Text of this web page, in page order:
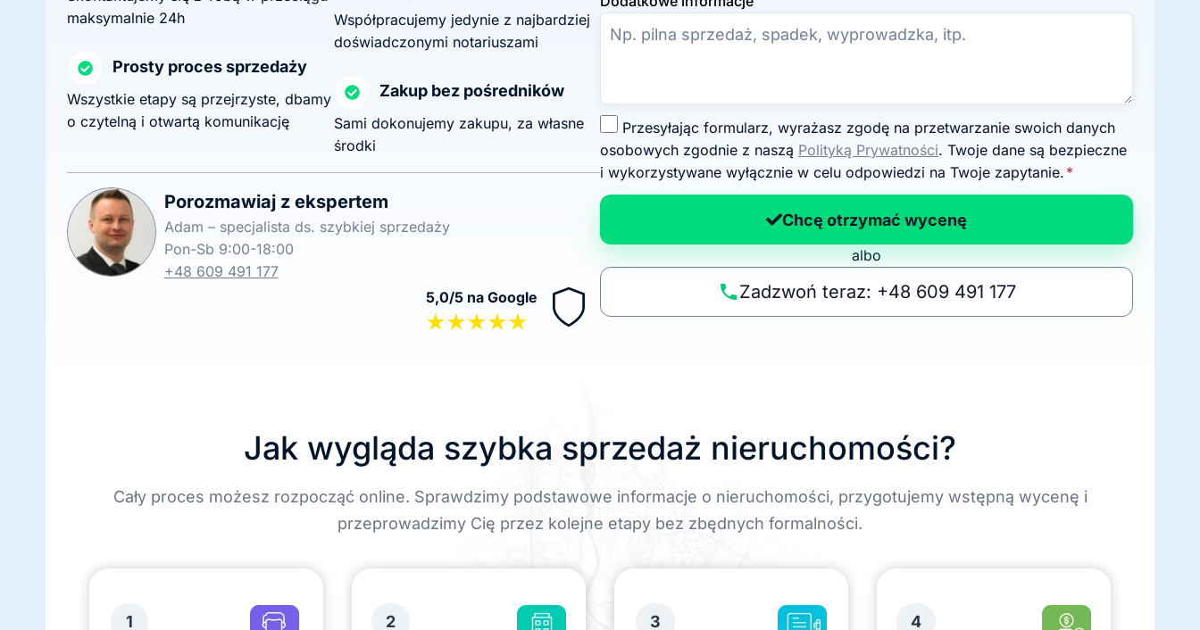
maksymalnie 24h
Prosty proces sprzedaży
Wszystkie etapy są przejrzyste, dbamy
o czytelną i otwartą komunikację
Współpracujemy jedynie z najbardziej
doświadczonymi notariuszami
Zakup bez pośredników
Sami dokonujemy zakupu, za własne
środki
Porozmawiaj z ekspertem
Adam – specjalista ds. szybkiej sprzedaży
Pon-Sb 9:00-18:00
+48 609 491 177
5,0/5 na Google
★★★★★
g
o
d
n
p
o
osobowych zgodnie z naszą Polityką Prywatności. Twoje dane są bezpieczne
i wykorzystywane wyłącznie w celu odpowiedzi na Twoje zapytanie. *
Chcę otrzymać wycenę
albo
Zadzwoń teraz: +48 609 491 177
Jak wygląda szybka sprzedaż nieruchomości?
Cały proces możesz rozpocząć online. Sprawdzimy podstawowe informacje o nieruchomości, przygotujemy wstępną wycenę i
przeprowadzimy Cię przez kolejne etapy bez zbędnych formalności.
1 2 3 4